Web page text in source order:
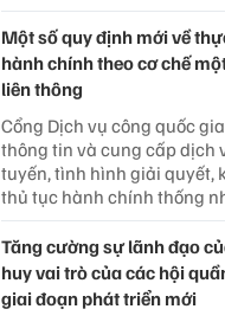
Một số quy định mới về
hành chính theo cơ chế
liên thông
Cổng Dịch vụ công quốc
thông tin và cung cấp dịch
tuyến, tình hình giải quyết,
thủ tục hành chính thống
Tăng cường sự lãnh đạo
huy vai trò của các hội
giai đoạn phát triển mới